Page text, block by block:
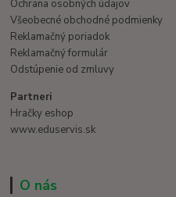
Ochrana osobných údajov
Všeobecné obchodné podmienky
Reklamačný poriadok
Reklamačný formulár
Odstúpenie od zmluvy
Partneri
Hračky eshop
www.eduservis.sk
O nás